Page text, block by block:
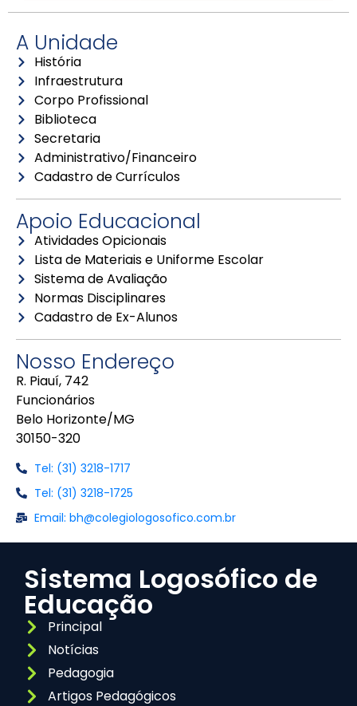
A Unidade
História
Infraestrutura
Corpo Profissional
Biblioteca
Secretaria
Administrativo/Financeiro
Cadastro de Currículos
Apoio Educacional
Atividades Opicionais
Lista de Materiais e Uniforme Escolar
Sistema de Avaliação
Normas Disciplinares
Cadastro de Ex-Alunos
Nosso Endereço
R. Piauí, 742
Funcionários
Belo Horizonte/MG
30150-320
Tel: (31) 3218-1717
Tel: (31) 3218-1725
Email: bh@colegiologosofico.com.br
Sistema Logosófico de
Educação
Principal
Notícias
Pedagogia
Artigos Pedagógicos